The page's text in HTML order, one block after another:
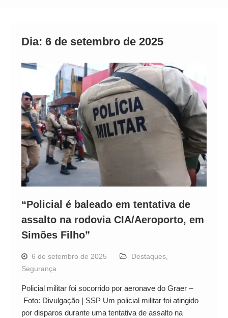
Dia: 6 de setembro de 2025
“Policial é baleado em tentativa de
assalto na rodovia CIA/Aeroporto, em
Simões Filho”
6 de setembro de 2025 Destaques,
Segurança
Policial militar foi socorrido por aeronave do Graer –
Foto: Divulgação | SSP Um policial militar foi atingido
por disparos durante uma tentativa de assalto na